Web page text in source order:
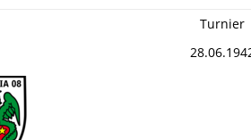
Turnier